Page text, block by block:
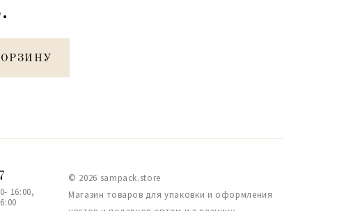
16:00,
© 2026 sampack.store
Магазин товаров для упаковки и оформления